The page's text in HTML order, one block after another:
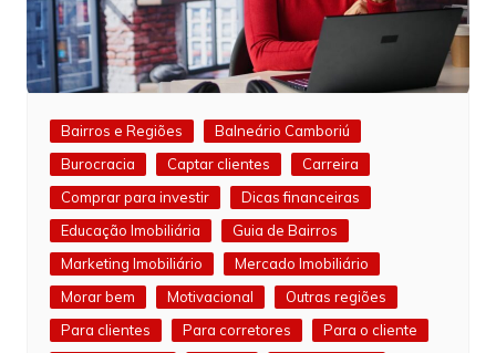
Bairros e Regiões
Balneário Camboriú
Burocracia
Captar clientes
Carreira
Comprar para investir
Dicas financeiras
Educação Imobiliária
Guia de Bairros
Marketing Imobiliário
Mercado Imobiliário
Morar bem
Motivacional
Outras regiões
Para clientes
Para corretores
Para o cliente